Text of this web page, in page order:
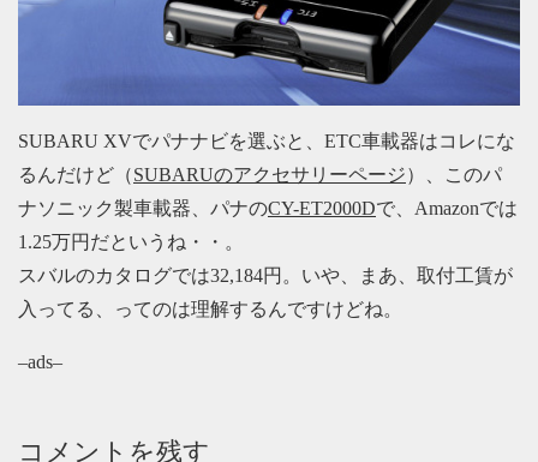
SUBARU XVでパナナビを選ぶと、ETC車載器はコレにな
るんだけど（SUBARUのアクセサリーページ）、このパ
ナソニック製車載器、パナのCY-ET2000Dで、Amazonでは
1.25万円だというね・・。
スバルのカタログでは32,184円。いや、まあ、取付工賃が
入ってる、ってのは理解するんですけどね。
–ads–
コメントを残す